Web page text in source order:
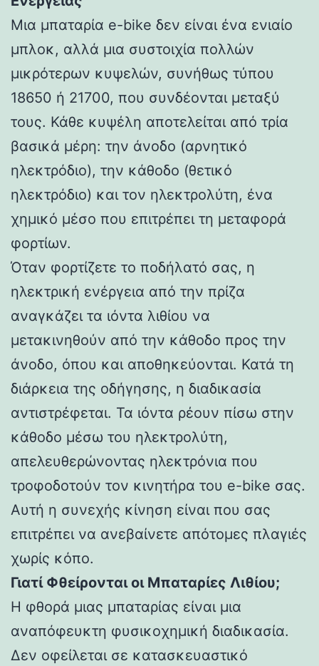
Μια μπαταρία e-bike δεν είναι ένα ενιαίο
μπλοκ, αλλά μια συστοιχία πολλών
μικρότερων κυψελών, συνήθως τύπου
18650 ή 21700, που συνδέονται μεταξύ
τους. Κάθε κυψέλη αποτελείται από τρία
βασικά μέρη: την άνοδο (αρνητικό
ηλεκτρόδιο), την κάθοδο (θετικό
ηλεκτρόδιο) και τον ηλεκτρολύτη, ένα
χημικό μέσο που επιτρέπει τη μεταφορά
φορτίων.
Όταν φορτίζετε το ποδήλατό σας, η
ηλεκτρική ενέργεια από την πρίζα
αναγκάζει τα ιόντα λιθίου να
μετακινηθούν από την κάθοδο προς την
άνοδο, όπου και αποθηκεύονται. Κατά τη
διάρκεια της οδήγησης, η διαδικασία
αντιστρέφεται. Τα ιόντα ρέουν πίσω στην
κάθοδο μέσω του ηλεκτρολύτη,
απελευθερώνοντας ηλεκτρόνια που
τροφοδοτούν τον κινητήρα του e-bike σας.
Αυτή η συνεχής κίνηση είναι που σας
επιτρέπει να ανεβαίνετε απότομες πλαγιές
χωρίς κόπο.
Γιατί Φθείρονται οι Μπαταρίες Λιθίου;
Η φθορά μιας μπαταρίας είναι μια
αναπόφευκτη φυσικοχημική διαδικασία.
Δεν οφείλεται σε κατασκευαστικό